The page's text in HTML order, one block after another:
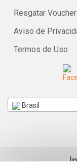
Resgatar Voucher
Aviso de
Termos de Uso
Brasil